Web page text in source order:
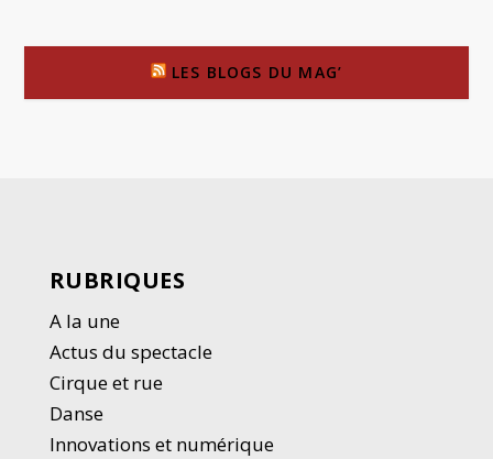
LES BLOGS DU MAG’
RUBRIQUES
A la une
Actus du spectacle
Cirque et rue
Danse
Innovations et numérique